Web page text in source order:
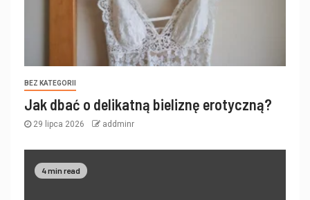
BEZ KATEGORII
Jak dbać o delikatną bieliznę erotyczną?
29 lipca 2026 addminr
4 min read